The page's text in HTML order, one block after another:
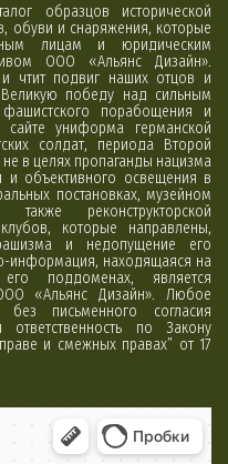
образцов исторической
обуви и снаряжения, которые
лицам и юридическим
ООО «Альянс Дизайн».
чтит подвиг наших отцов и
победу над сильным
порабощения и
униформа германской
солдат, периода Второй
в целях пропаганды нацизма
объективного освещения в
постановках, музейном
реконструкторской
которые направлены,
и недопущение его
информация, находящаяся на
поддоменах, является
ООО «Альянс Дизайн». Любое
без письменного согласия
по Закону
и смежных правах” от 17